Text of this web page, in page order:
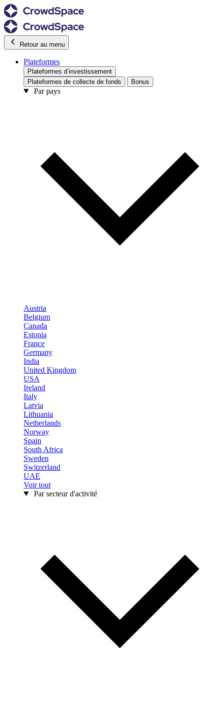
Retour au menu
Plateformes
Plateformes d’investissement
Plateformes de collecte de fonds
Bonus
Par pays
Austria
Belgium
Canada
Estonia
France
Germany
India
United Kingdom
USA
Ireland
Italy
Latvia
Lithuania
Netherlands
Norway
Spain
South Africa
Sweden
Switzerland
UAE
Voir tout
Par secteur d'activité